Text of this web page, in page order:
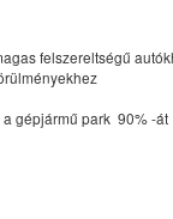
felszereltségű
gépjármű park 90% -át